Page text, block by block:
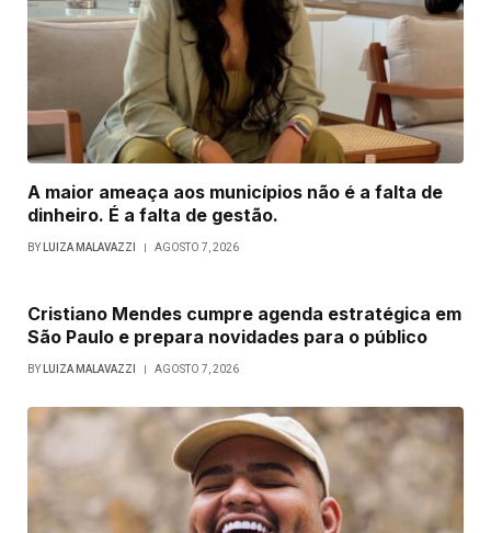
A maior ameaça aos municípios não é a falta de
dinheiro. É a falta de gestão.
BY LUIZA MALAVAZZI AGOSTO 7, 2026
Cristiano Mendes cumpre agenda estratégica em
São Paulo e prepara novidades para o público
BY LUIZA MALAVAZZI AGOSTO 7, 2026